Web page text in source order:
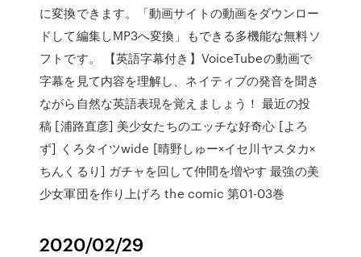
に変換できます。「動画サイトの動画をダウンロー
ドして編集しMP3へ変換」もできる多機能な無料ソ
フトです。 【英語字幕付き】VoiceTubeの動画で
字幕を見て内容を理解し、ネイティブの発音を聞き
ながら自然な英語表現を覚えましょう！ 最近の投
稿 [浦路直彦] 美少女たちのエッチな好奇心 [よろ
ず] くろタイツwide [晴野しゅー×イセ川ヤスタカ×
ちんくるり] ガチャを回して仲間を増やす 最強の美
少女軍団を作り上げろ the comic 第01-03巻
2020/02/29